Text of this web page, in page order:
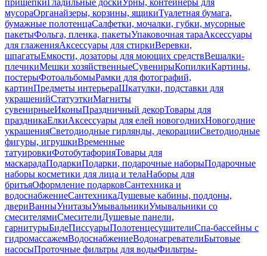
прищепкиГладильные доскиУрны, контейнеры для
мусораОрганайзеры, корзины, ящикиТуалетная бумага,
бумажные полотенцаСалфетки, мочалки, губки, мусорные
пакетыФольга, пленка, пакетыУпаковочная тараАксессуары
для глаженияАксессуары для стиркиВеревки,
шпагатыЕмкости, дозаторы для моющих средствВешалки-
плечикиМешки хозяйственныеСувенирыКопилкиКартины,
постерыФотоальбомыРамки для фотографий,
картинПредметы интерьераШкатулки, подставки для
украшенийСтатуэткиМагниты
сувенирныеИконыПраздничный декорТовары для
праздникаЕлкиАксессуары для елей новогоднихНовогодние
украшенияСветодиодные гирлянды, декорацииСветодиодные
фигуры, игрушкиВременные
татуировкиФотобутафорияТовары для
маскарадаПодаркиПодарки, подарочные наборыПодарочные
наборы косметики для лица и телаНаборы для
бритьяОформление подарковСантехника и
водоснабжениеСантехникаДушевые кабины, поддоны,
двериВанныУнитазыУмывальникиУмывальники со
смесителямиСмесителиДушевые панели,
гарнитурыБидеПиссуарыПолотенцесушителиСпа-бассейны с
гидромассажемВодоснабжениеВодонагревателиБытовые
насосыПроточные фильтры для водыФильтры-